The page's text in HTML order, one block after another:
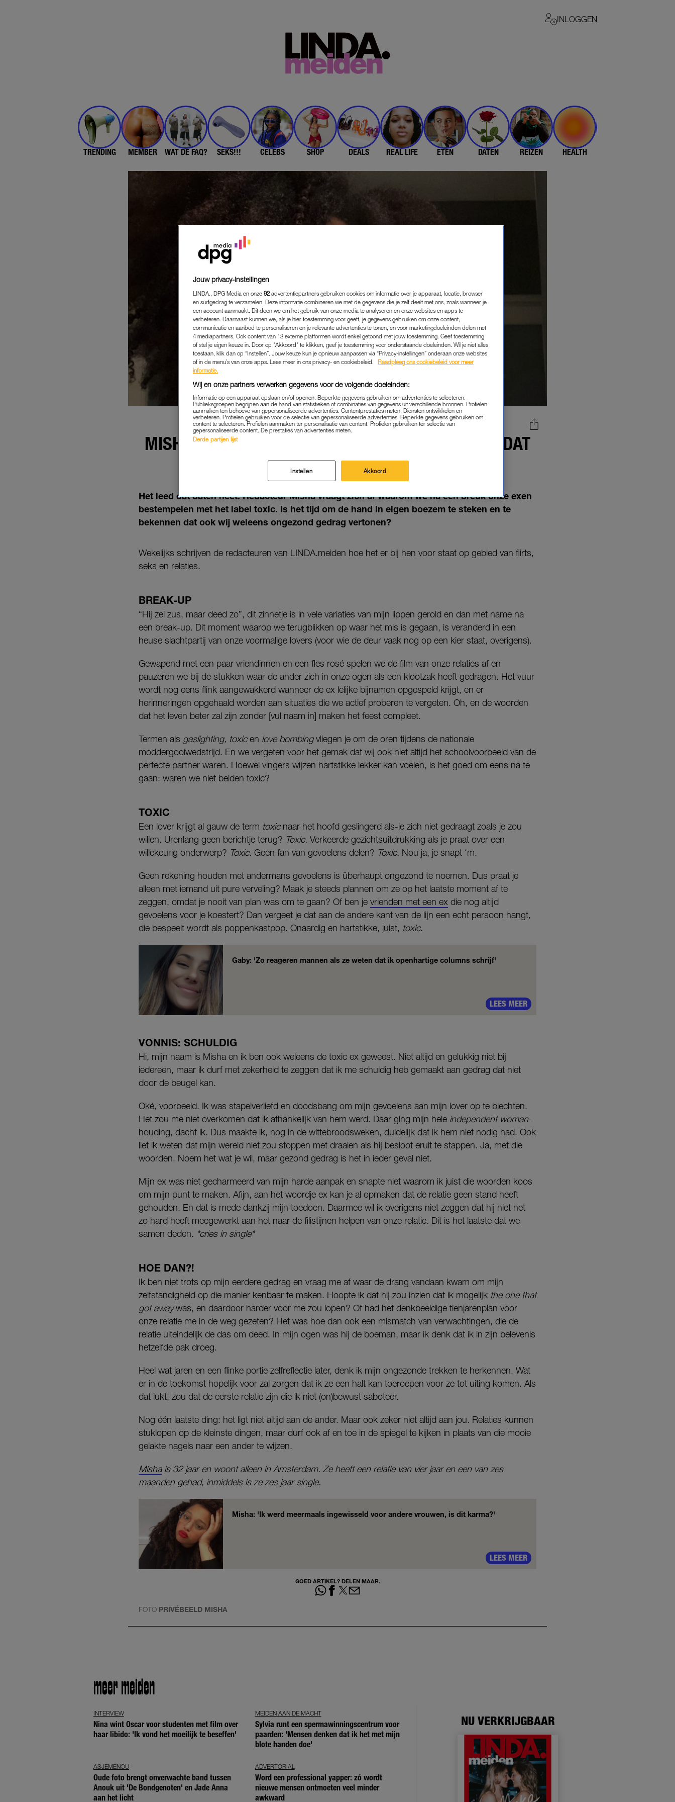
INLOGGEN
TRENDING MEMBER WAT DE FAQ? SEKS!!! CELEBS SHOP DEALS REAL LIFE ETEN DATEN REIZEN HEALTH
MISHA: 'IK ZEI DAT HIJ TOXIC WAS, MAAR BEN IK DAT
NIET GEWOON ZELF?'
REAL LIFE|HOE DATE IK HET?
13-05-2022 MISHA MARGARITTHA
Het leed dat daten heet. Redacteur Misha vraagt zich af waarom we na een breuk onze exen
bestempelen met het label toxic. Is het tijd om de hand in eigen boezem te steken en te
bekennen dat ook wij weleens ongezond gedrag vertonen?
Wekelijks schrijven de redacteuren van LINDA.meiden hoe het er bij hen voor staat op gebied van flirts,
seks en relaties.
BREAK-UP
“Hij zei zus, maar deed zo”, dit zinnetje is in vele variaties van mijn lippen gerold en dan met name na
een break-up. Dit moment waarop we terugblikken op waar het mis is gegaan, is veranderd in een
heuse slachtpartij van onze voormalige lovers (voor wie de deur vaak nog op een kier staat, overigens).
Gewapend met een paar vriendinnen en een fles rosé spelen we de film van onze relaties af en
pauzeren we bij de stukken waar de ander zich in onze ogen als een klootzak heeft gedragen. Het vuur
wordt nog eens flink aangewakkerd wanneer de ex lelijke bijnamen opgespeld krijgt, en er
herinneringen opgehaald worden aan situaties die we actief proberen te vergeten. Oh, en de woorden
dat het leven beter zal zijn zonder [vul naam in] maken het feest compleet.
Termen als gaslighting, toxicen love bombingvliegen je om de oren tijdens de nationale
moddergooiwedstrijd. En we vergeten voor het gemak dat wij ook niet altijd het schoolvoorbeeld van de
perfecte partner waren. Hoewel vingers wijzen hartstikke lekker kan voelen, is het goed om eens na te
gaan: waren we niet beiden toxic?
TOXIC
Een lover krijgt al gauw de term toxicnaar het hoofd geslingerd als-ie zich niet gedraagt zoals je zou
willen. Urenlang geen berichtje terug? Toxic. Verkeerde gezichtsuitdrukking als je praat over een
willekeurig onderwerp? Toxic. Geen fan van gevoelens delen? Toxic. Nou ja, je snapt ‘m.
Geen rekening houden met andermans gevoelens is überhaupt ongezond te noemen. Dus praat je
alleen met iemand uit pure verveling? Maak je steeds plannen om ze op het laatste moment af te
zeggen, omdat je nooit van plan was om te gaan? Of ben je vrienden met een ex die nog altijd
gevoelens voor je koestert? Dan vergeet je dat aan de andere kant van de lijn een echt persoon hangt,
die bespeelt wordt als poppenkastpop. Onaardig en hartstikke, juist, toxic.
Gaby: 'Zo reageren mannen als ze weten dat ik openhartige columns schrijf'
LEES MEER
VONNIS: SCHULDIG
Hi, mijn naam is Misha en ik ben ook weleens de toxic ex geweest. Niet altijd en gelukkig niet bij
iedereen, maar ik durf met zekerheid te zeggen dat ik me schuldig heb gemaakt aan gedrag dat niet
door de beugel kan.
Oké, voorbeeld. Ik was stapelverliefd en doodsbang om mijn gevoelens aan mijn lover op te biechten.
Het zou me niet overkomen dat ik afhankelijk van hem werd. Daar ging mijn hele independent woman-
houding, dacht ik. Dus maakte ik, nog in de wittebroodsweken, duidelijk dat ik hem niet nodig had. Ook
liet ik weten dat mijn wereld niet zou stoppen met draaien als hij besloot eruit te stappen. Ja, met die
woorden. Noem het wat je wil, maar gezond gedrag is het in ieder geval niet.
Mijn ex was niet gecharmeerd van mijn harde aanpak en snapte niet waarom ik juist die woorden koos
om mijn punt te maken. Afijn, aan het woordje ex kan je al opmaken dat de relatie geen stand heeft
gehouden. En dat is mede dankzij mijn toedoen. Daarmee wil ik overigens niet zeggen dat hij niet net
zo hard heeft meegewerkt aan het naar de filistijnen helpen van onze relatie. Dit is het laatste dat we
samen deden. *cries in single*
HOE DAN?!
Ik ben niet trots op mijn eerdere gedrag en vraag me af waar de drang vandaan kwam om mijn
zelfstandigheid op die manier kenbaar te maken. Hoopte ik dat hij zou inzien dat ik mogelijk the one that
got awaywas, en daardoor harder voor me zou lopen? Of had het denkbeeldige tienjarenplan voor
onze relatie me in de weg gezeten? Het was hoe dan ook een mismatch van verwachtingen, die de
relatie uiteindelijk de das om deed. In mijn ogen was hij de boeman, maar ik denk dat ik in zijn belevenis
hetzelfde pak droeg.
Heel wat jaren en een flinke portie zelfreflectie later, denk ik mijn ongezonde trekken te herkennen. Wat
er in de toekomst hopelijk voor zal zorgen dat ik ze een halt kan toeroepen voor ze tot uiting komen. Als
dat lukt, zou dat de eerste relatie zijn die ik niet (on)bewust saboteer.
Nog één laatste ding: het ligt niet altijd aan de ander. Maar ook zeker niet altijd aan jou. Relaties kunnen
stuklopen op de kleinste dingen, maar durf ook af en toe in de spiegel te kijken in plaats van die mooie
gelakte nagels naar een ander te wijzen.
Mishais 32 jaar en woont alleen in Amsterdam. Ze heeft een relatie van vier jaar en een van zes
maanden gehad, inmiddels is ze zes jaar single.
Misha: 'Ik werd meermaals ingewisseld voor andere vrouwen, is dit karma?'
LEES MEER
GOED ARTIKEL? DELEN MAAR.
FOTO PRIVÉBEELD MISHA
meer meiden
INTERVIEW
Nina wint Oscar voor studenten met film over
haar libido: 'Ik vond het moeilijk te beseffen'
MEIDEN AAN DE MACHT
Sylvia runt een spermawinningscentrum voor
paarden: 'Mensen denken dat ik het met mijn
blote handen doe'
ASJEMENOU
Oude foto brengt onverwachte band tussen
Anouk uit 'De Bondgenoten' en Jade Anna
aan het licht
ADVERTORIAL
Word een professional yapper: zó wordt
nieuwe mensen ontmoeten veel minder
awkward
NU VERKRIJGBAAR
Jouw privacy-instellingen
LINDA., DPG Media en onze 92 advertentiepartners gebruiken cookies om informatie over je apparaat, locatie, browser
en surfgedrag te verzamelen. Deze informatie combineren we met de gegevens die je zelf deelt met ons, zoals wanneer je
een account aanmaakt. Dit doen we om het gebruik van onze media te analyseren en onze websites en apps te
verbeteren. Daarnaast kunnen we, als je hier toestemming voor geeft, je gegevens gebruiken om onze content,
communicatie en aanbod te personaliseren en je relevante advertenties te tonen, en voor marketingdoeleinden delen met
4 mediapartners. Ook content van 13 externe platformen wordt enkel getoond met jouw toestemming. Geef toestemming
of stel je eigen keuze in. Door op "Akkoord" te klikken, geef je toestemming voor onderstaande doeleinden. Wil je niet alles
toestaan, klik dan op “Instellen”. Jouw keuze kun je opnieuw aanpassen via “Privacy-instellingen” onderaan onze websites
of in de menu’s van onze apps. Lees meer in ons privacy- en cookiebeleid.
Raadpleeg ons cookiebeleid voor meer
informatie.
Wij en onze partners verwerken gegevens voor de volgende doeleinden:
Informatie op een apparaat opslaan en/of openen. Beperkte gegevens gebruiken om advertenties te selecteren.
Publieksgroepen begrijpen aan de hand van statistieken of combinaties van gegevens uit verschillende bronnen. Profielen
aanmaken ten behoeve van gepersonaliseerde advertenties. Contentprestaties meten. Diensten ontwikkelen en
verbeteren. Profielen gebruiken voor de selectie van gepersonaliseerde advertenties. Beperkte gegevens gebruiken om
content te selecteren. Profielen aanmaken ter personalisatie van content. Profielen gebruiken ter selectie van
gepersonaliseerde content. De prestaties van advertenties meten.
Derde partijen lijst
Instellen Akkoord